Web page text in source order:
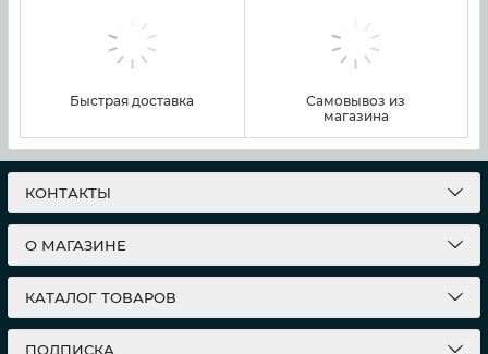
Быстрая доставка
Самовывоз из
магазина
КОНТАКТЫ
О МАГАЗИНЕ
КАТАЛОГ ТОВАРОВ
ПОДПИСКА